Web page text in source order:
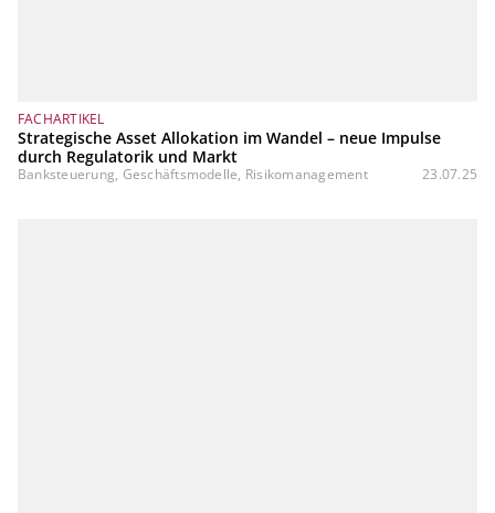
FACHARTIKEL
Strategische Asset Allokation im Wandel – neue Impulse
durch Regulatorik und Markt
Banksteuerung, Geschäftsmodelle, Risikomanagement 23.07.25